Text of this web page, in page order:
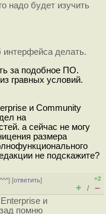
надо будет изучить
интерфейса делать.
за подобное ПО.
гравных условий.
и Community
на
а сейчас не могу
размера
не подскажите?
^^^] [ответить]
+2
+ / –
и
помню